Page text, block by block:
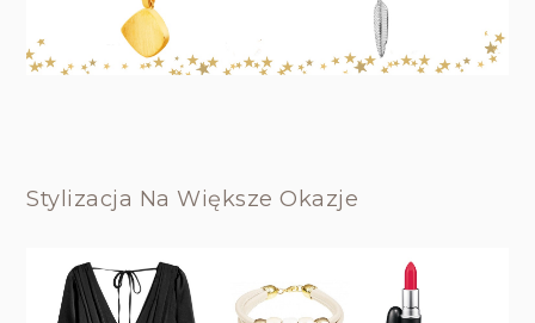
Stylizacja Na Większe Okazje